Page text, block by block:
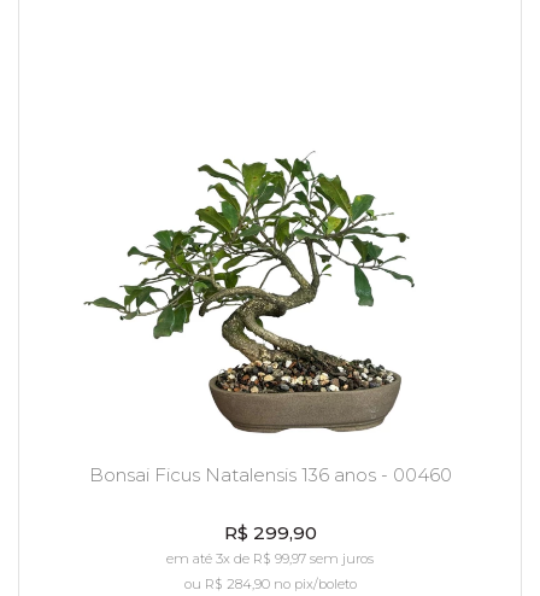
Bonsai Ficus Natalensis 136 anos - 00460
R$ 299,90
em até 3x de R$ 99,97 sem juros
ou R$ 284,90no pix/boleto